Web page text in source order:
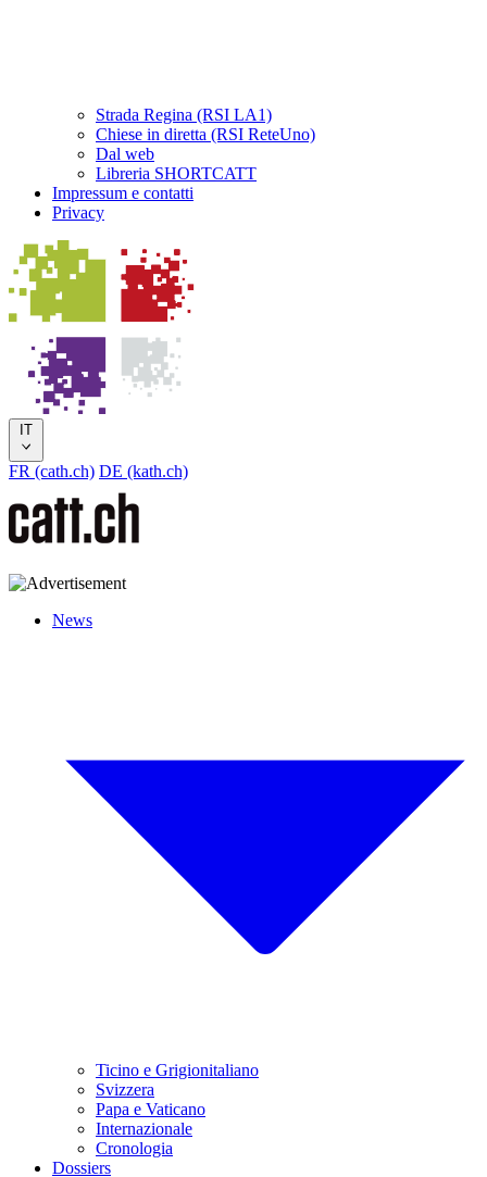
Strada Regina (RSI LA1)
Chiese in diretta (RSI ReteUno)
Dal web
Libreria SHORTCATT
Impressum e contatti
Privacy
IT
FR (cath.ch) DE (kath.ch)
News
Ticino e Grigionitaliano
Svizzera
Papa e Vaticano
Internazionale
Cronologia
Dossiers